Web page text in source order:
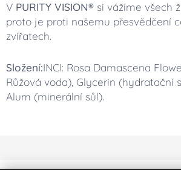
V PURITY VISION® si vážíme všech
proto je proti našemu přesvědčení
zvířatech.
Složení:INCI: Rosa Damascena
Růžová voda), Glycerin (hydratační
Alum (minerální sůl).